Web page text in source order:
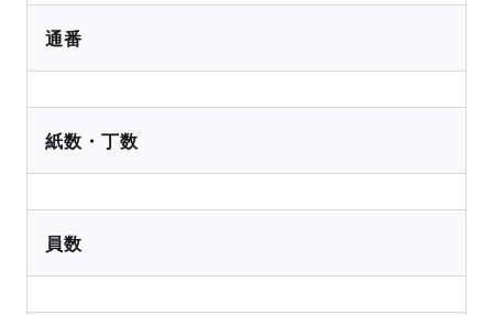
通番
紙数・丁数
員数